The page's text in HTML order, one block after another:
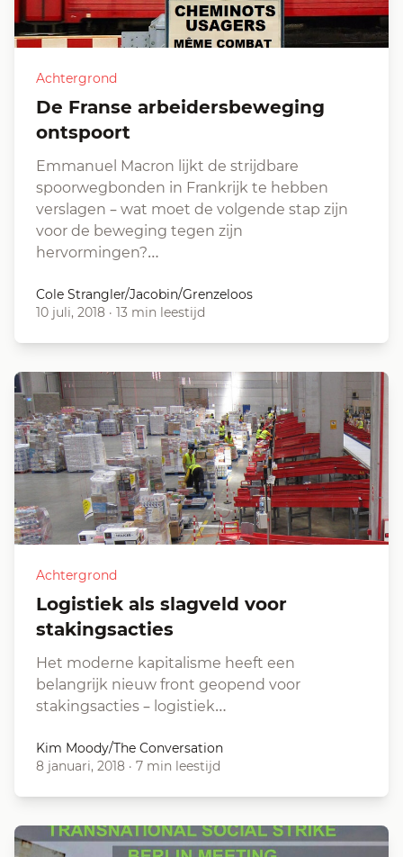
Achtergrond
De Franse arbeidersbeweging
ontspoort
Emmanuel Macron lijkt de strijdbare
spoorwegbonden in Frankrijk te hebben
verslagen – wat moet de volgende stap zijn
voor de beweging tegen zijn
hervormingen?…
Cole Strangler/Jacobin/Grenzeloos
10 juli, 2018 · 13 min leestijd
Achtergrond
Logistiek als slagveld voor
stakingsacties
Het moderne kapitalisme heeft een
belangrijk nieuw front geopend voor
stakingsacties – logistiek…
Kim Moody/The Conversation
8 januari, 2018 · 7 min leestijd